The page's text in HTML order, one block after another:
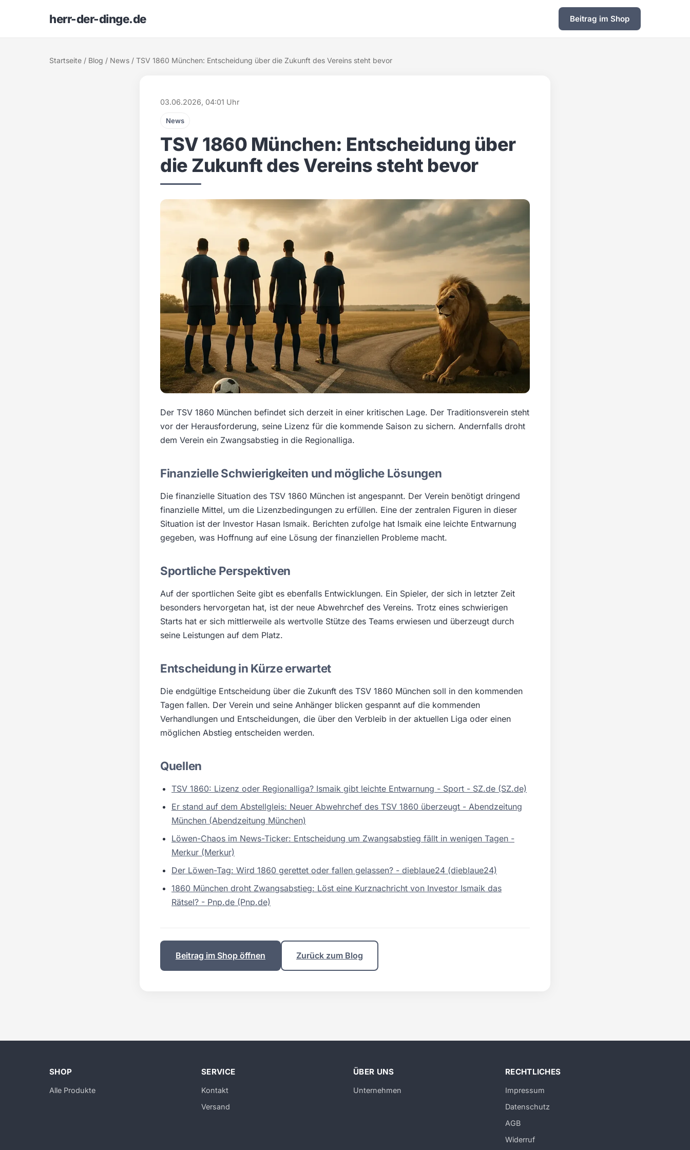
herr-der-dinge.de Beitrag im Shop
Startseite / Blog / News / TSV 1860 München: Entscheidung über die Zukunft des Vereins steht bevor
03.06.2026, 04:01 Uhr
News
TSV 1860 München: Entscheidung über
die Zukunft des Vereins steht bevor
Der TSV 1860 München befindet sich derzeit in einer kritischen Lage. Der Traditionsverein steht
vor der Herausforderung, seine Lizenz für die kommende Saison zu sichern. Andernfalls droht
dem Verein ein Zwangsabstieg in die Regionalliga.
Finanzielle Schwierigkeiten und mögliche Lösungen
Die finanzielle Situation des TSV 1860 München ist angespannt. Der Verein benötigt dringend
finanzielle Mittel, um die Lizenzbedingungen zu erfüllen. Eine der zentralen Figuren in dieser
Situation ist der Investor Hasan Ismaik. Berichten zufolge hat Ismaik eine leichte Entwarnung
gegeben, was Hoffnung auf eine Lösung der finanziellen Probleme macht.
Sportliche Perspektiven
Auf der sportlichen Seite gibt es ebenfalls Entwicklungen. Ein Spieler, der sich in letzter Zeit
besonders hervorgetan hat, ist der neue Abwehrchef des Vereins. Trotz eines schwierigen
Starts hat er sich mittlerweile als wertvolle Stütze des Teams erwiesen und überzeugt durch
seine Leistungen auf dem Platz.
Entscheidung in Kürze erwartet
Die endgültige Entscheidung über die Zukunft des TSV 1860 München soll in den kommenden
Tagen fallen. Der Verein und seine Anhänger blicken gespannt auf die kommenden
Verhandlungen und Entscheidungen, die über den Verbleib in der aktuellen Liga oder einen
möglichen Abstieg entscheiden werden.
Quellen
TSV 1860: Lizenz oder Regionalliga? Ismaik gibt leichte Entwarnung - Sport - SZ.de (SZ.de)
Er stand auf dem Abstellgleis: Neuer Abwehrchef des TSV 1860 überzeugt - Abendzeitung
München (Abendzeitung München)
Löwen-Chaos im News-Ticker: Entscheidung um Zwangsabstieg fällt in wenigen Tagen -
Merkur (Merkur)
Der Löwen-Tag: Wird 1860 gerettet oder fallen gelassen? - dieblaue24 (dieblaue24)
1860 München droht Zwangsabstieg: Löst eine Kurznachricht von Investor Ismaik das
Rätsel? - Pnp.de (Pnp.de)
Beitrag im Shop öffnen Zurück zum Blog
SHOP
Alle Produkte
SERVICE
Kontakt
Versand
ÜBER UNS
Unternehmen
RECHTLICHES
Impressum
Datenschutz
AGB
Widerruf